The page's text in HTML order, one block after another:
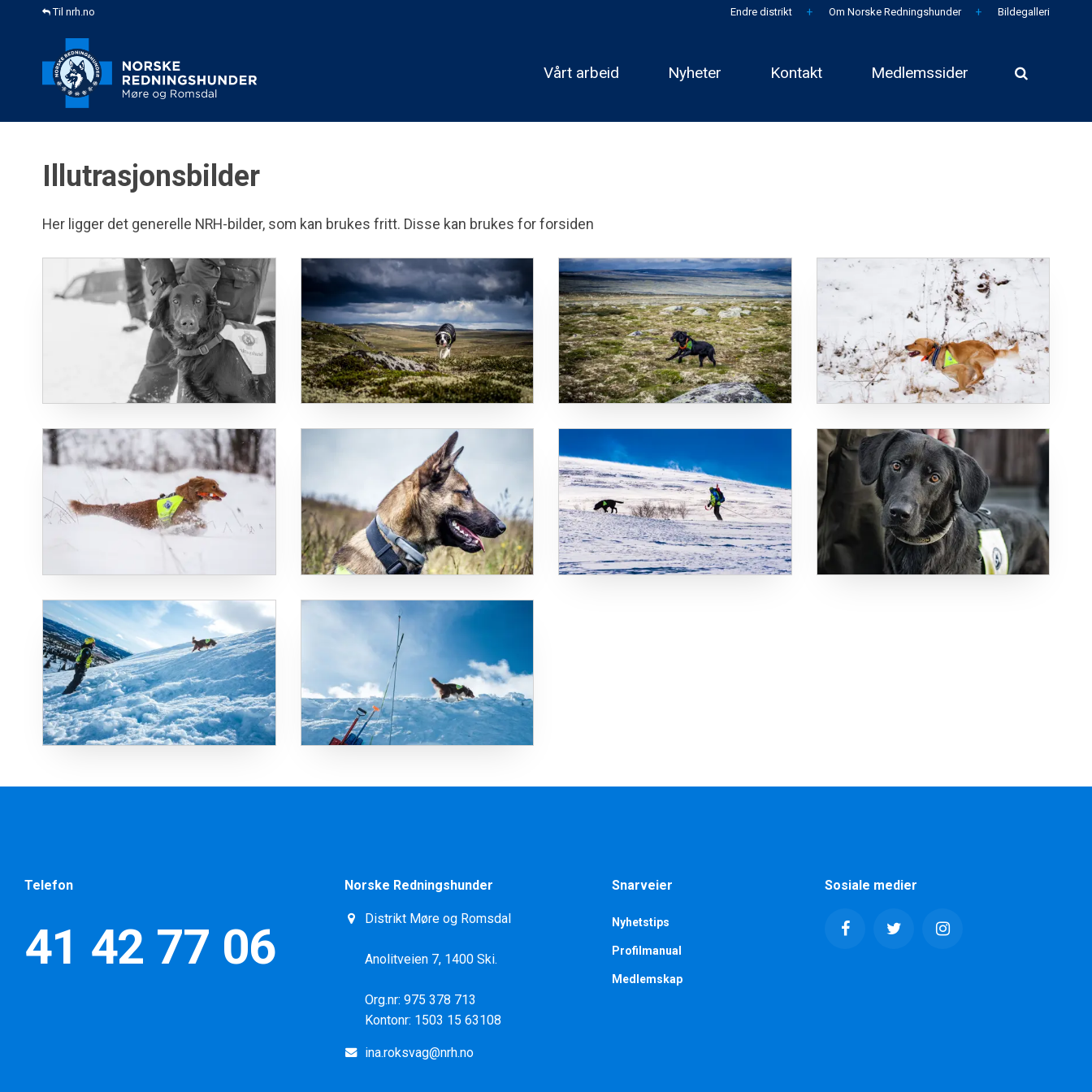
Til nrh.no Endre distrikt Om Norske Redningshunder Bildegalleri
Vårt arbeid Nyheter Kontakt Medlemssider
Illutrasjonsbilder
Her ligger det generelle NRH-bilder, som kan brukes fritt. Disse kan brukes for forsiden
Telefon
41 42 77 06
Norske Redningshunder
Distrikt Møre og Romsdal
Anolitveien 7, 1400 Ski.
Org.nr: 975 378 713
Kontonr: 1503 15 63108
ina.roksvag@nrh.no
Snarveier
Nyhetstips
Profilmanual
Medlemskap
Sosiale medier